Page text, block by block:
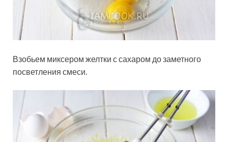
Взобьем миксером желтки с сахаром до заметного
посветления смеси.